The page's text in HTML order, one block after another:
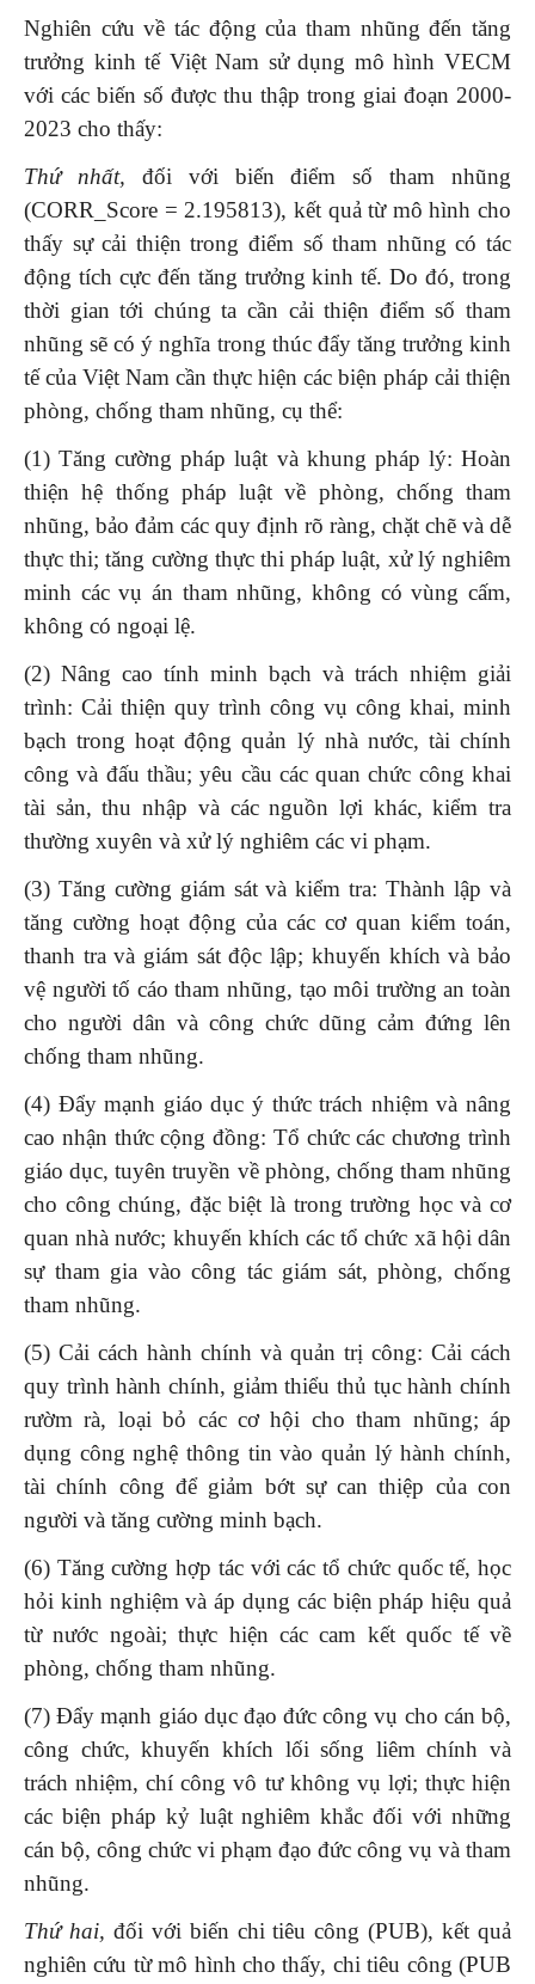
Nghiên cứu về tác động của tham nhũng đến tăng
trưởng kinh tế Việt Nam sử dụng mô hình VECM
với các biến số được thu thập trong giai đoạn 2000-
2023 cho thấy:
Thứ nhất, đối với biến điểm số tham nhũng
(CORR_Score = 2.195813), kết quả từ mô hình cho
thấy sự cải thiện trong điểm số tham nhũng có tác
động tích cực đến tăng trưởng kinh tế. Do đó, trong
thời gian tới chúng ta cần cải thiện điểm số tham
nhũng sẽ có ý nghĩa trong thúc đẩy tăng trưởng kinh
tế của Việt Nam cần thực hiện các biện pháp cải thiện
phòng, chống tham nhũng, cụ thể:
(1) Tăng cường pháp luật và khung pháp lý: Hoàn
thiện hệ thống pháp luật về phòng, chống tham
nhũng, bảo đảm các quy định rõ ràng, chặt chẽ và dễ
thực thi; tăng cường thực thi pháp luật, xử lý nghiêm
minh các vụ án tham nhũng, không có vùng cấm,
không có ngoại lệ.
(2) Nâng cao tính minh bạch và trách nhiệm giải
trình: Cải thiện quy trình công vụ công khai, minh
bạch trong hoạt động quản lý nhà nước, tài chính
công và đấu thầu; yêu cầu các quan chức công khai
tài sản, thu nhập và các nguồn lợi khác, kiểm tra
thường xuyên và xử lý nghiêm các vi phạm.
(3) Tăng cường giám sát và kiểm tra: Thành lập và
tăng cường hoạt động của các cơ quan kiểm toán,
thanh tra và giám sát độc lập; khuyến khích và bảo
vệ người tố cáo tham nhũng, tạo môi trường an toàn
cho người dân và công chức dũng cảm đứng lên
chống tham nhũng.
(4) Đẩy mạnh giáo dục ý thức trách nhiệm và nâng
cao nhận thức cộng đồng: Tổ chức các chương trình
giáo dục, tuyên truyền về phòng, chống tham nhũng
cho công chúng, đặc biệt là trong trường học và cơ
quan nhà nước; khuyến khích các tổ chức xã hội dân
sự tham gia vào công tác giám sát, phòng, chống
tham nhũng.
(5) Cải cách hành chính và quản trị công: Cải cách
quy trình hành chính, giảm thiểu thủ tục hành chính
rườm rà, loại bỏ các cơ hội cho tham nhũng; áp
dụng công nghệ thông tin vào quản lý hành chính,
tài chính công để giảm bớt sự can thiệp của con
người và tăng cường minh bạch.
(6) Tăng cường hợp tác với các tổ chức quốc tế, học
hỏi kinh nghiệm và áp dụng các biện pháp hiệu quả
từ nước ngoài; thực hiện các cam kết quốc tế về
phòng, chống tham nhũng.
(7) Đẩy mạnh giáo dục đạo đức công vụ cho cán bộ,
công chức, khuyến khích lối sống liêm chính và
trách nhiệm, chí công vô tư không vụ lợi; thực hiện
các biện pháp kỷ luật nghiêm khắc đối với những
cán bộ, công chức vi phạm đạo đức công vụ và tham
nhũng.
Thứ hai, đối với biến chi tiêu công (PUB), kết quả
nghiên cứu từ mô hình cho thấy, chi tiêu công (PUB